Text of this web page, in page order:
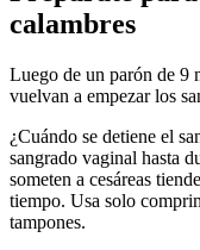
calambres
Luego de un parón de 9
vuelvan a empezar los
¿Cuándo se detiene el
sangrado vaginal hasta
someten a cesáreas
tiempo. Usa solo
tampones.